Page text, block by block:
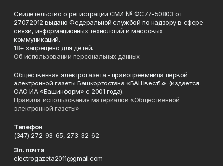
Свидетельство о регистрации СМИ № ФС77-50803 от
27.07.2012 выдано Федеральной службой по надзору в сфере
связи, информационных технологий и массовых
коммуникаций.
18+ запрещено для детей.
Об использовании персональных данных
Общественная электрогазета - правопреемница первой
электронной газеты Башкортостана «БАШвестЪ» (издается
ОАО ИА «Башинформ» с 2001 года).
Правила использования материалов «Общественной
электронной газеты»
Телефон
(347) 272-93-65, 273-32-62
Эл. почта
electrogazeta2011@gmail.com